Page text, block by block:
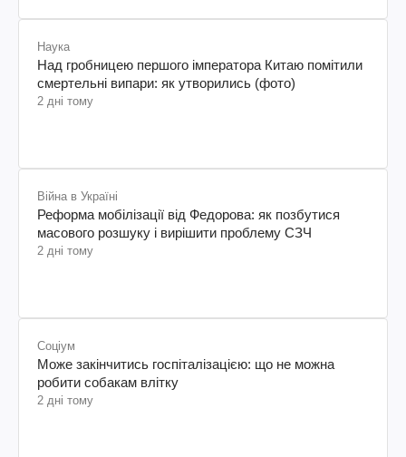
Наука
Над гробницею першого імператора Китаю помітили
смертельні випари: як утворились (фото)
2 дні тому
Війна в Україні
Реформа мобілізації від Федорова: як позбутися
масового розшуку і вирішити проблему СЗЧ
2 дні тому
Соціум
Може закінчитись госпіталізацією: що не можна
робити собакам влітку
2 дні тому